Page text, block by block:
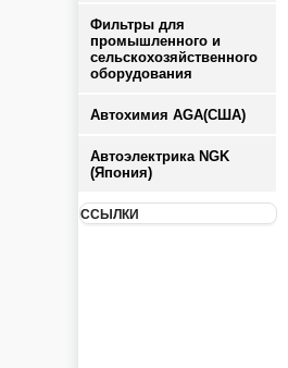
Фильтры для
промышленного и
сельскохозяйственного
оборудования
Автохимия AGA(США)
Автоэлектрика NGK
(Япония)
ССЫЛКИ